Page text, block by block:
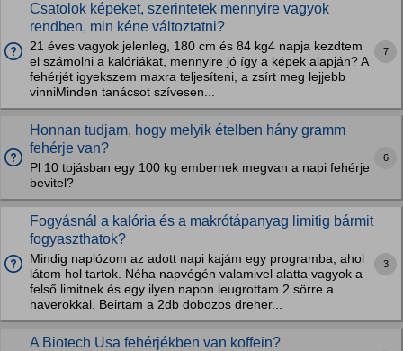
Csatolok képeket, szerintetek mennyire vagyok
rendben, min kéne változtatni?
21 éves vagyok jelenleg, 180 cm és 84 kg4 napja kezdtem
el számolni a kalóriákat, mennyire jó így a képek alapján? A
fehérjét igyekszem maxra teljesíteni, a zsírt meg lejjebb
vinniMinden tanácsot szívesen...
7
Honnan tudjam, hogy melyik ételben hány gramm
fehérje van?
Pl 10 tojásban egy 100 kg embernek megvan a napi fehérje
bevitel?
6
Fogyásnál a kalória és a makrótápanyag limitig bármit
fogyaszthatok?
Mindig naplózom az adott napi kajám egy programba, ahol
látom hol tartok. Néha napvégén valamivel alatta vagyok a
felső limitnek és egy ilyen napon leugrottam 2 sörre a
haverokkal. Beirtam a 2db dobozos dreher...
3
A Biotech Usa fehérjékben van koffein?